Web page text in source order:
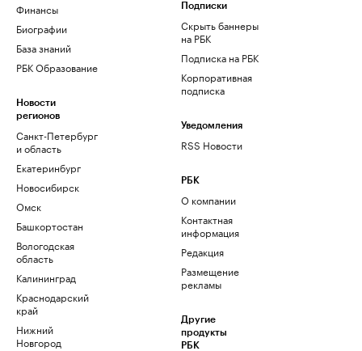
Финансы
Биографии
База знаний
РБК Образование
Новости
регионов
Санкт-Петербург
и область
Екатеринбург
Новосибирск
Омск
Башкортостан
Вологодская
область
Калининград
Краснодарский
край
Нижний
Новгород
Подписки
Скрыть баннеры
на РБК
Подписка на РБК
Корпоративная
подписка
Уведомления
RSS Новости
РБК
О компании
Контактная
информация
Редакция
Размещение
рекламы
Другие
продукты
РБК